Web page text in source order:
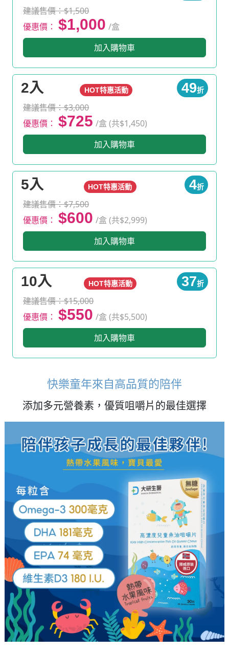
建議售價：$1,500
優惠價： $1,000 /盒
加入購物車
2入 HOT特惠活動 49折
建議售價：$3,000
優惠價： $725 /盒 (共$1,450)
加入購物車
5入 HOT特惠活動 4折
建議售價：$7,500
優惠價： $600 /盒 (共$2,999)
加入購物車
10入 HOT特惠活動 37折
建議售價：$15,000
優惠價： $550 /盒 (共$5,500)
加入購物車
快樂童年來自高品質的陪伴
添加多元營養素，優質咀嚼片的最佳選擇